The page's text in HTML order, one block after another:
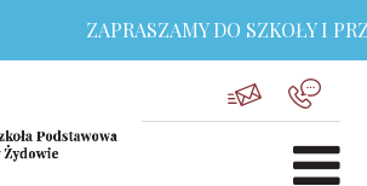
ZAPRASZAMY DO SZKOŁY I